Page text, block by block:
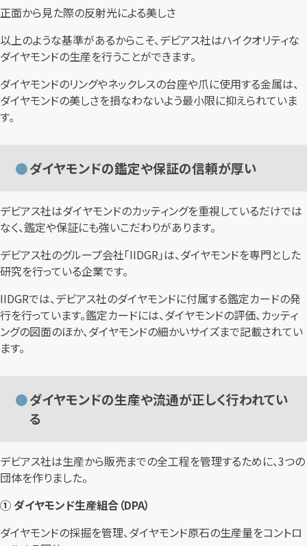
正面から見た際の反射光による美しさ
以上のような基準があるからこそ、デビアス社はハイクオリティな
ダイヤモンドの生産を行うことができます。
ダイヤモンドのリングやネックレスの台座や爪に使用する金属は、
ダイヤモンドの美しさを損なわないよう最小限に抑えられていま
す。
ダイヤモンドの鑑定や保証の信頼が厚い
デビアス社はダイヤモンドのカッティングを重視しているだけでは
なく、鑑定や保証にも強いこだわりがあります。
デビアス社のグループ会社「IIDGR」は、ダイヤモンドを専門とした
研究を行っている企業です。
IIDGRでは、デビアス社のダイヤモンドに付属する鑑定カードの発
行を行っています。鑑定カードには、ダイヤモンドの評価、カッティ
ングの図面のほか、ダイヤモンドの細かいサイズまで記載されてい
ます。
ダイヤモンドの生産や流通が正しく行われてい
る
デビアス社は生産から販売までの全工程を管理するために、3つの
団体を作りました。
① ダイヤモンド生産組合（DPA）
ダイヤモンドの採掘を管理、ダイヤモンド原石の生産量をコントロ